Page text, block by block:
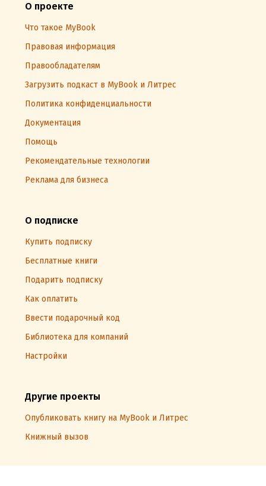
О проекте
Что такое MyBook
Правовая информация
Правообладателям
Загрузить подкаст в MyBook и Литрес
Политика конфиденциальности
Документация
Помощь
Рекомендательные технологии
Реклама для бизнеса
О подписке
Купить подписку
Бесплатные книги
Подарить подписку
Как оплатить
Ввести подарочный код
Библиотека для компаний
Настройки
Другие проекты
Опубликовать книгу на MyBook и Литрес
Книжный вызов